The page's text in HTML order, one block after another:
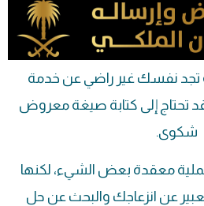
تجد نفسك غير راضي عن خدمة
تحتاج إلى كتابة صيغة معروض
شكوى.
معقدة بعض الشيء، لكنها
عن انزعاجك والبحث عن حل